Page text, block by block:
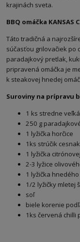
krajinách sveta.
BBQ omáčka KANSAS
Táto tradičná a
súčasťou grilovačiek po
paradajkový pretlak,
pripravená omáčka je
k steakovej hnedej
Suroviny na prípravu
1 ks stredne
250 g
1 lyžička horčice
1ks strúčik
1 lyžička
2-3 lyžice
1 lyžička
1/2 lyžičky mletej
soľ
biele korenie
1ks červená chilli